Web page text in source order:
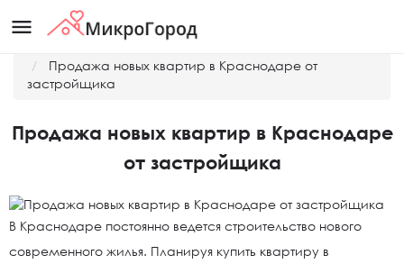
menu
Продажа новых квартир в Краснодаре от
застройщика
Продажа новых квартир в Краснодаре
от застройщика
В Краснодаре постоянно ведется строительство нового
современного жилья. Планируя купить квартиру в